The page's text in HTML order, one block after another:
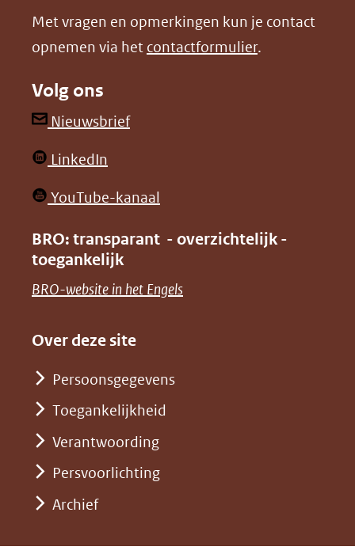
venster)
(verwijst
een
andere
venster)
(verwijst
andere
Met vragen en opmerkingen kun je contact
opnemen via het contactformulier.
Volg ons
Nieuwsbrief(opent
venster)
naar
andere
LinkedIn
nieuw
venster)
(verwijst
naar
andere
YouTube-kanaal
nieuw
(verwijst
andere
BRO: transparant - overzichtelijk -
toegankelijk
BRO-website in het Engels(opent
Over deze site
Persoonsgegevens
Toegankelijkheid
Verantwoording
Persvoorlichting
Archief